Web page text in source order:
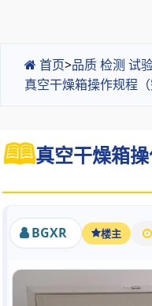
首页>品质 检测 试
真空干燥箱操作规程（
真空干燥箱
BGXR 楼主